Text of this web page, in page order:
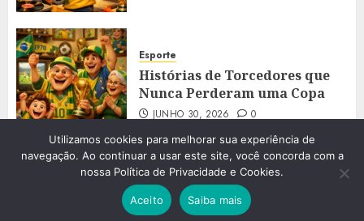
Esporte
Histórias de Torcedores que
Nunca Perderam uma Copa
JUNHO 30, 2026 0
2023 - 2026 © Aos60. Todos os direitos reservados.
ChromeNews by AF themes.
Utilizamos cookies para melhorar sua experiência de
navegação. Ao continuar a usar este site, você concorda com a
nossa Política de Privacidade e Cookies.
Aceito Saiba mais